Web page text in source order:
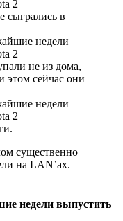
сыгрались в
не из дома,
этом сейчас они
существенно
на LAN’ах.